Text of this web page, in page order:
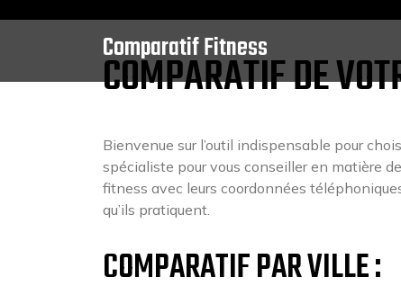
Comparatif Fitness
COMPARATIF DE
Bienvenue sur l’outil indispensable pour
spécialiste pour vous conseiller en matière
fitness avec leurs coordonnées
qu’ils pratiquent.
COMPARATIF PAR VILLE :